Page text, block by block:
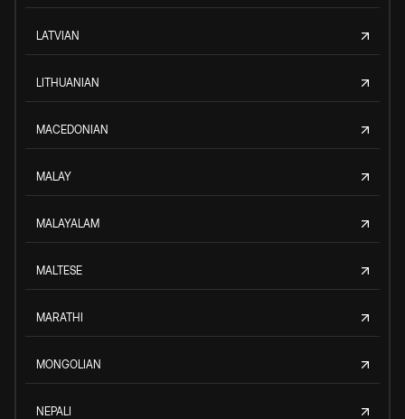
LATVIAN
LITHUANIAN
MACEDONIAN
MALAY
MALAYALAM
MALTESE
MARATHI
MONGOLIAN
NEPALI